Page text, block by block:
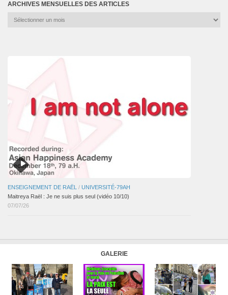
ARCHIVES MENSUELLES DES ARTICLES
Archives
ENSEIGNEMENT DE RAËL / UNIVERSITÉ-79AH
Maitreya Raël : Je ne suis plus seul (vidéo 10/10)
07/07/26
GALERIE